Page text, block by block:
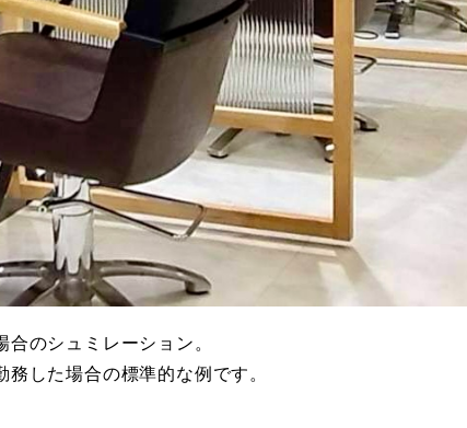
のシュミレーション。
した場合の標準的な例です。